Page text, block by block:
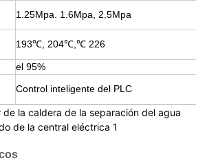
1.25Mpa. 1.6Mpa, 2.5Mpa
193℃, 204℃,℃ 226
el 95%
Control inteligente del PLC